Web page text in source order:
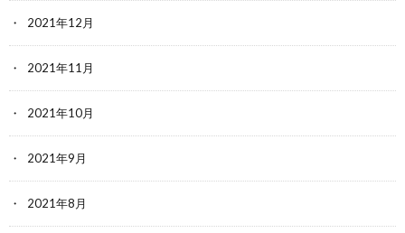
2021年12月
2021年11月
2021年10月
2021年9月
2021年8月